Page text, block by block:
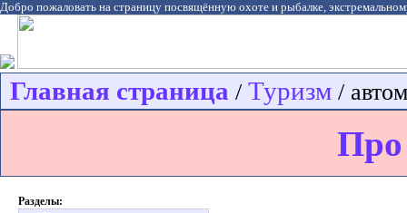
Добро пожаловать на страницу посвящённую охоте и рыбалке,
Главная страница / Туризм /
Про
Разделы: